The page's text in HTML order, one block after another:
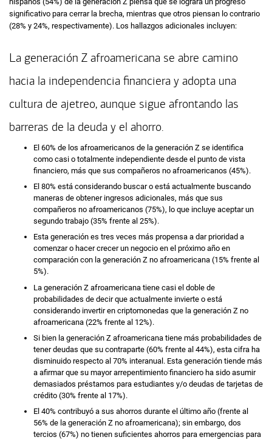
significativo para cerrar la brecha, mientras que otros piensan lo contrario
(28% y 24%, respectivamente). Los hallazgos adicionales incluyen:
La generación Z afroamericana se abre camino
hacia la independencia financiera y adopta una
cultura de ajetreo, aunque sigue afrontando las
barreras de la deuda y el ahorro.
El 60% de los afroamericanos de la generación Z se identifica
como casi o totalmente independiente desde el punto de vista
financiero, más que sus compañeros no afroamericanos (45%).
El 80% está considerando buscar o está actualmente buscando
maneras de obtener ingresos adicionales, más que sus
compañeros no afroamericanos (75%), lo que incluye aceptar un
segundo trabajo (35% frente al 25%).
Esta generación es tres veces más propensa a dar prioridad a
comenzar o hacer crecer un negocio en el próximo año en
comparación con la generación Z no afroamericana (15% frente al
5%).
La generación Z afroamericana tiene casi el doble de
probabilidades de decir que actualmente invierte o está
considerando invertir en criptomonedas que la generación Z no
afroamericana (22% frente al 12%).
Si bien la generación Z afroamericana tiene más probabilidades de
tener deudas que su contraparte (60% frente al 44%), esta cifra ha
disminuido respecto al 70% interanual. Esta generación tiende más
a afirmar que su mayor arrepentimiento financiero ha sido asumir
demasiados préstamos para estudiantes y/o deudas de tarjetas de
crédito (30% frente al 17%).
El 40% contribuyó a sus ahorros durante el último año (frente al
56% de la generación Z no afroamericana); sin embargo, dos
tercios (67%) no tienen suficientes ahorros para emergencias para